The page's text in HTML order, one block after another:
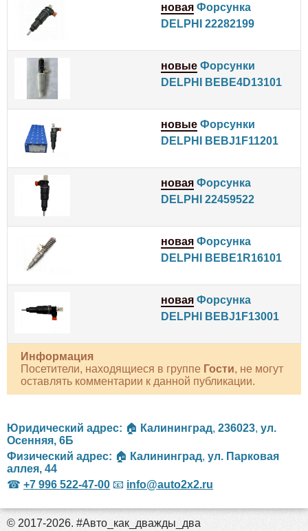
новая Форсунка
DELPHI 22282199
новые Форсунки
DELPHI BEBE4D13101
новые Форсунки
DELPHI BEBJ1F11201
новая Форсунка
DELPHI 22459522
новая Форсунка
DELPHI BEBE1R16101
новая Форсунка
DELPHI BEBJ1F13001
Информация
Посетители, находящиеся в группе Гости, не могут
оставлять комментарии к данной публикации.
Юридический адрес: 🏠 Калининград, 236023, ул.
Осенняя, 6Б
Физический адрес: 🏠 Калининград, ул. Парковая
аллея, 44
☎ +7 996 522-47-00 📧 info@auto2x2.ru
© 2017-2026. #Авто_как_дважды_два